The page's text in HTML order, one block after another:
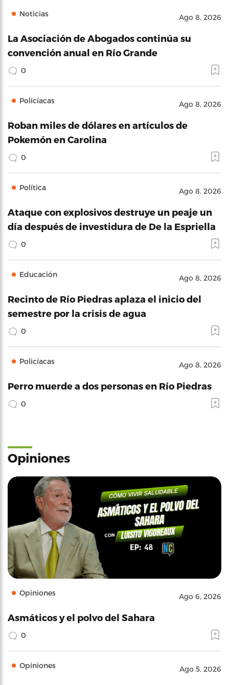
Noticias Ago 8, 2026
La Asociación de Abogados continúa su
convención anual en Río Grande
0
Policíacas Ago 8, 2026
Roban miles de dólares en artículos de
Pokemón en Carolina
0
Política Ago 8, 2026
Ataque con explosivos destruye un peaje un
día después de investidura de De la Espriella
0
Educación Ago 8, 2026
Recinto de Río Piedras aplaza el inicio del
semestre por la crisis de agua
0
Policíacas Ago 8, 2026
Perro muerde a dos personas en Río Piedras
0
Opiniones
Opiniones Ago 6, 2026
Asmáticos y el polvo del Sahara
0
Opiniones Ago 5, 2026